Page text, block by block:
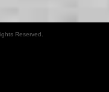
Reserved.